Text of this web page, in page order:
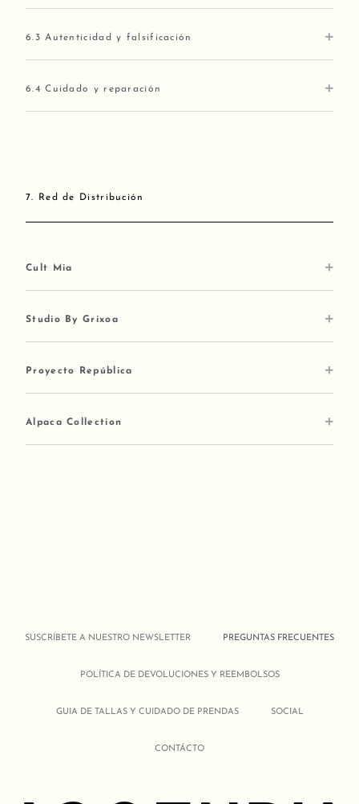
6.3 Autenticidad y falsificación
6.4 Cuidado y reparación
7. Red de Distribución
Cult Mia
Studio By Grixoa
Proyecto República
Alpaca Collection
SUSCRÍBETE A NUESTRO NEWSLETTER PREGUNTAS FRECUENTES
POLÍTICA DE DEVOLUCIONES Y REEMBOLSOS
GUIA DE TALLAS Y CUIDADO DE PRENDAS SOCIAL
CONTÁCTO